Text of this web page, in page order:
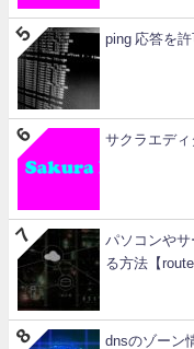
ping 応答を
サクラエデ
パソコンや
る方法【
dnsのゾーン